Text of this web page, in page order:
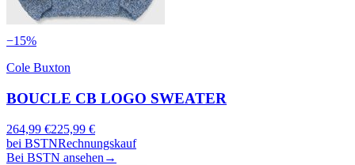
−15%
Cole Buxton
BOUCLE CB LOGO SWEATER
264,99 €225,99 €
bei BSTNRechnungskauf
Bei BSTN ansehen →